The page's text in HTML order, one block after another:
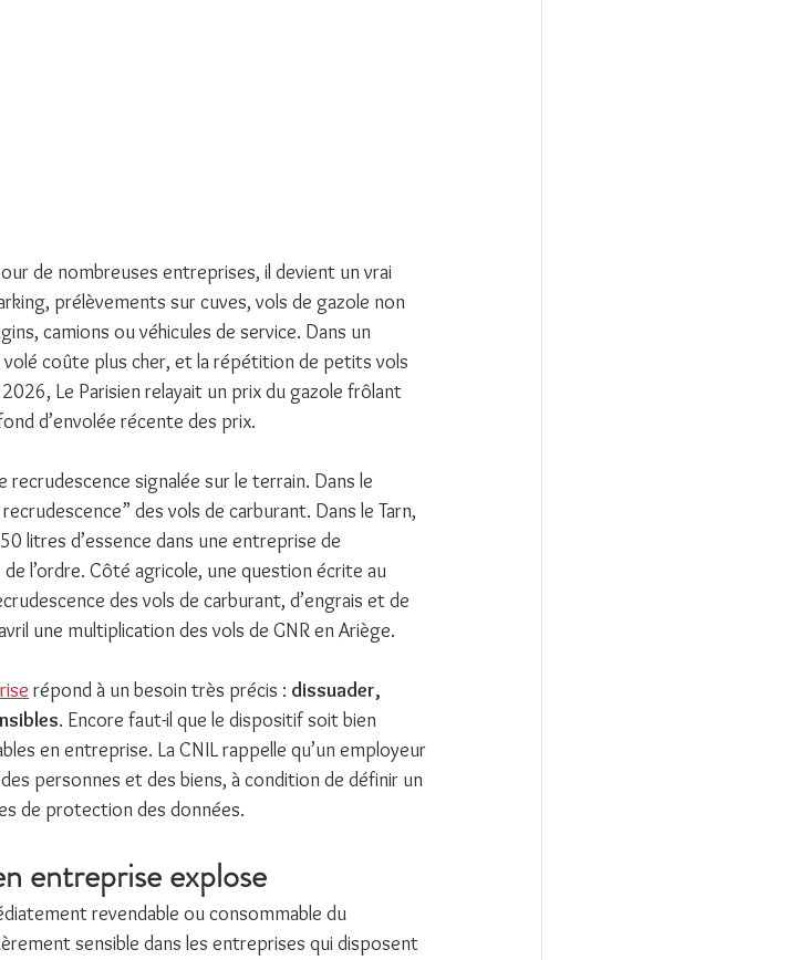
de nombreuses entreprises, il devient un vrai
prélèvements sur cuves, vols de gazole non
camions ou véhicules de service. Dans un
coûte plus cher, et la répétition de petits vols
Le Parisien relayait un prix du gazole frôlant
d’envolée récente des prix.
signalée sur le terrain. Dans le
des vols de carburant. Dans le Tarn,
litres d’essence dans une entreprise de
l’ordre. Côté agricole, une question écrite au
des vols de carburant, d’engrais et de
une multiplication des vols de GNR en Ariège.
répond à un besoin très précis : dissuader,
. Encore faut-il que le dispositif soit bien
en entreprise. La CNIL rappelle qu’un employeur
personnes et des biens, à condition de définir un
de protection des données.
entreprise explose
revendable ou consommable du
sensible dans les entreprises qui disposent